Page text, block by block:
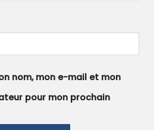
nom, mon e-mail et mon
pour mon prochain